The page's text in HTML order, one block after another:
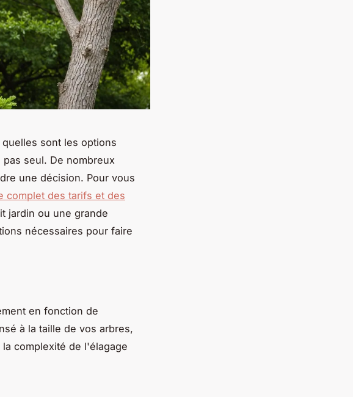
sont les options
seul. De nombreux
une décision. Pour vous
complet des tarifs et des
jardin ou une grande
nécessaires pour faire
en fonction de
à la taille de vos arbres,
complexité de l'élagage